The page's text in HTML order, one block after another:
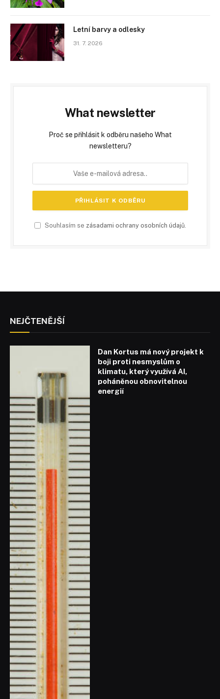
Letní barvy a odlesky
31. 7. 2026
What newsletter
Proč se přihlásit k odběru našeho What
newsletteru?
Souhlasím se zásadami ochrany osobních údajů
NEJČTENĚJŠÍ
Dan Kortus má nový projekt k
boji proti nesmyslům o
klimatu, který využívá AI,
poháněnou obnovitelnou
energií